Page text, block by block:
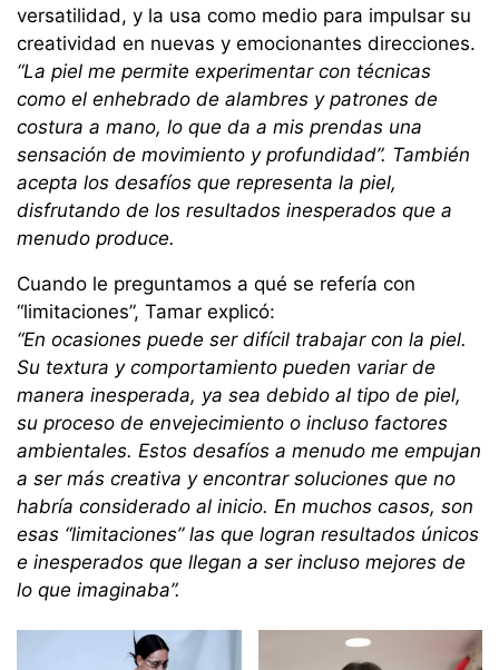
versatilidad, y la usa como medio para impulsar su
creatividad en nuevas y emocionantes direcciones.
“La piel me permite experimentar con técnicas
como el enhebrado de alambres y patrones de
costura a mano, lo que da a mis prendas una
sensación de movimiento y profundidad”. También
acepta los desafíos que representa la piel,
disfrutando de los resultados inesperados que a
menudo produce.
Cuando le preguntamos a qué se refería con
“limitaciones”, Tamar explicó:
“En ocasiones puede ser difícil trabajar con la piel.
Su textura y comportamiento pueden variar de
manera inesperada, ya sea debido al tipo de piel,
su proceso de envejecimiento o incluso factores
ambientales. Estos desafíos a menudo me empujan
a ser más creativa y encontrar soluciones que no
habría considerado al inicio. En muchos casos, son
esas “limitaciones” las que logran resultados únicos
e inesperados que llegan a ser incluso mejores de
lo que imaginaba”.